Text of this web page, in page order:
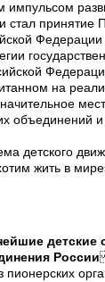
импульсом
стал принятие
на
объединений
детского
жить в
детские
России
пионерских